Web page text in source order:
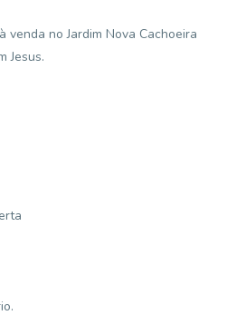
venda no Jardim Nova Cachoeira
Jesus.